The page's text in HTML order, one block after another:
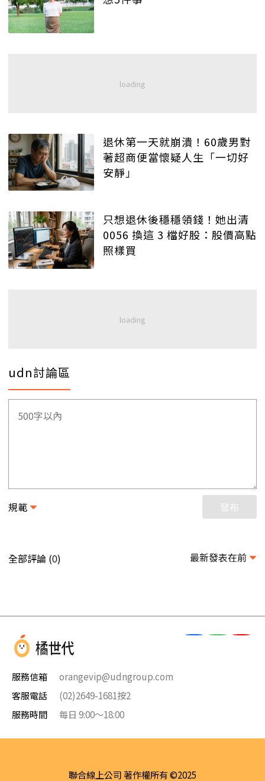
退休第一天就崩潰！60歲男對
著超商便當懷疑人生「一切好
安靜」
只想退休後穩穩領錢！她出清
0056 換這 3 檔好股：股價高點
照樣買
udn討論區
規範 發布
全部評論 (0) 最新發表在前
服務信箱
orangevip@udngroup.com
客服電話
(02)2649-1681按2
服務時間
每日 9:00～18:00
聯合線上公司 著作權所有 ©2025